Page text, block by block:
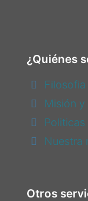
¿Quiénes
Filosofia
Misión y
Politicas
Nuestra
Otros